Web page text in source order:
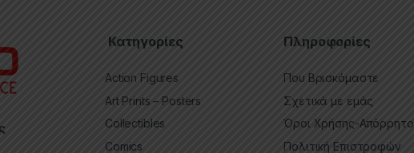
Κατηγορίες
Action Figures
Art Prints – Posters
Collectibles
Comics
Πληροφορίες
Που Βρισκόμαστε
Σχετικά με εμάς
Όροι Χρήσης-Απόρρητο
Πολιτική Επιστροφών